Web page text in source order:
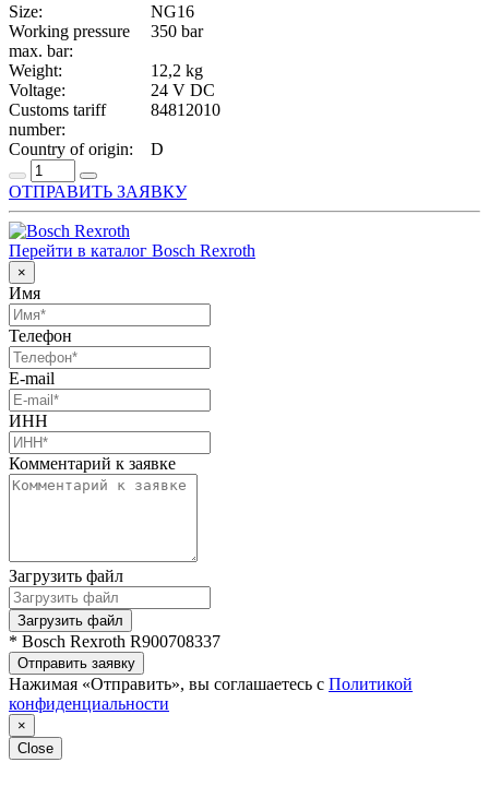
Size:
NG16
Working pressure
max. bar:
350 bar
Weight:
12,2 kg
Voltage:
24 V DC
Customs tariff
number:
84812010
Country of origin: D
ОТПРАВИТЬ ЗАЯВКУ
Перейти в каталог Bosch Rexroth
×
Имя
Телефон
E-mail
ИНН
Комментарий к заявке
Загрузить файл
Загрузить файл
* Bosch Rexroth R900708337
Отправить заявку
Нажимая «Отправить», вы соглашаетесь с Политикой
конфиденциальности
×
Close